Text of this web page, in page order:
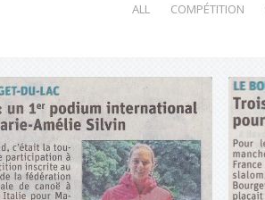
ALL COMPÉTITION